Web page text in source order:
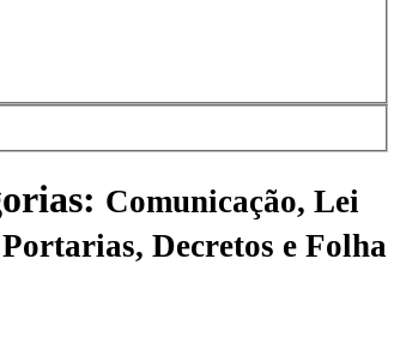
Comunicação, Lei
Decretos e Folha